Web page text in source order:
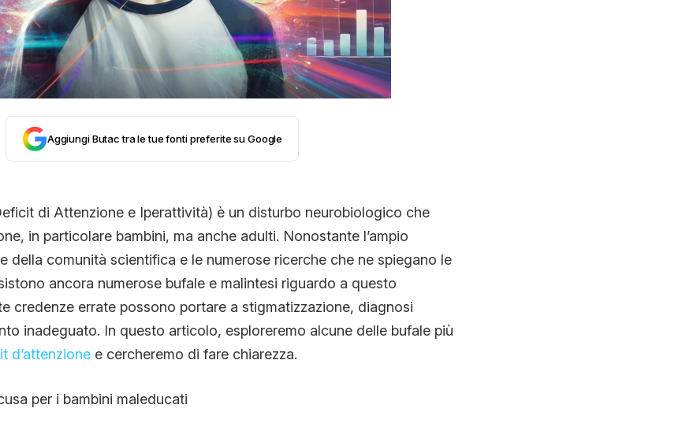
SIAMO
Aggiungi Butac tra le tue fonti preferite su Google
di Attenzione e Iperattività) è un disturbo neurobiologico che
in particolare bambini, ma anche adulti. Nonostante l’ampio
della comunità scientifica e le numerose ricerche che ne spiegano le
ancora numerose bufale e malintesi riguardo a questo
credenze errate possono portare a stigmatizzazione, diagnosi
inadeguato. In questo articolo, esploreremo alcune delle bufale più
d’attenzionee cercheremo di fare chiarezza.
per i bambini maleducati